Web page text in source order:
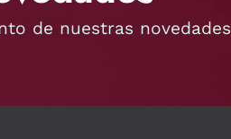
de nuestras novedades